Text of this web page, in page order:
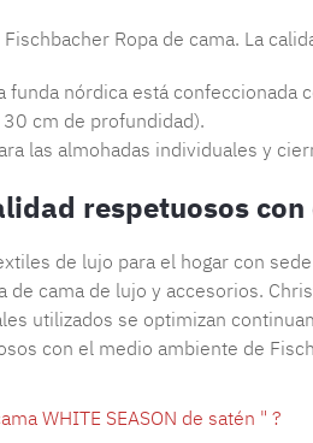
Ropa de cama. La
nórdica está
cm de profundidad).
las almohadas individuales y
respetuosos
de lujo para el hogar con
cama de lujo y accesorios.
utilizados se optimizan
con el medio ambiente de
WHITE SEASON de satén " ?